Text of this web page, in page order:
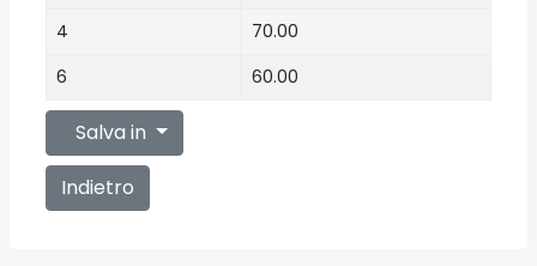
4
70.00
6
60.00
Salva in
Indietro